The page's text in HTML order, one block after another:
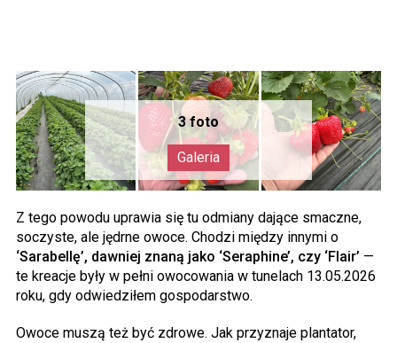
Z tego powodu uprawia się tu odmiany dające smaczne,
soczyste, ale jędrne owoce. Chodzi między innymi o
‘Sarabellę’, dawniej znaną jako ‘Seraphine’, czy ‘Flair’ —
te kreacje były w pełni owocowania w tunelach 13.05.2026
roku, gdy odwiedziłem gospodarstwo.
Owoce muszą też być zdrowe. Jak przyznaje plantator,